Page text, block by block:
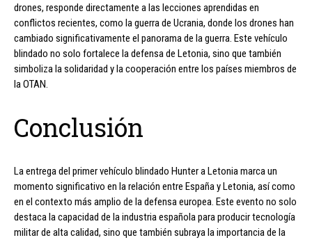
drones, responde directamente a las lecciones aprendidas en
conflictos recientes, como la guerra de Ucrania, donde los drones han
cambiado significativamente el panorama de la guerra. Este vehículo
blindado no solo fortalece la defensa de Letonia, sino que también
simboliza la solidaridad y la cooperación entre los países miembros de
la OTAN.
Conclusión
La entrega del primer vehículo blindado Hunter a Letonia marca un
momento significativo en la relación entre España y Letonia, así como
en el contexto más amplio de la defensa europea. Este evento no solo
destaca la capacidad de la industria española para producir tecnología
militar de alta calidad, sino que también subraya la importancia de la